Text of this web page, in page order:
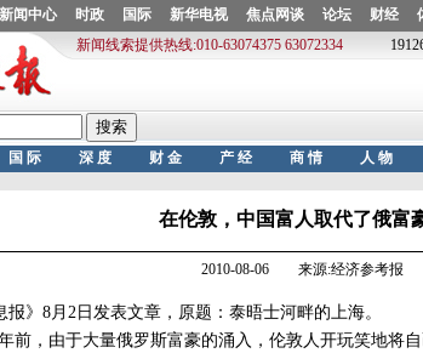
在伦敦，中国富人取代了俄富
2010-08-06 来源:经济参考报
》8月2日发表文章，原题：泰晤士河畔的上海。
，由于大量俄罗斯富豪的涌入，伦敦人开玩笑地将自